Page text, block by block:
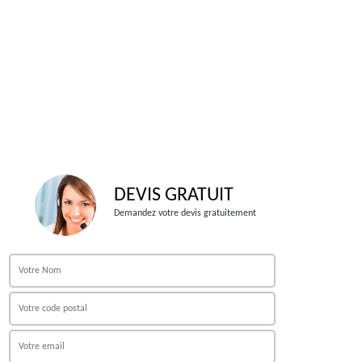
DEVIS GRATUIT
Demandez votre devis gratuitement